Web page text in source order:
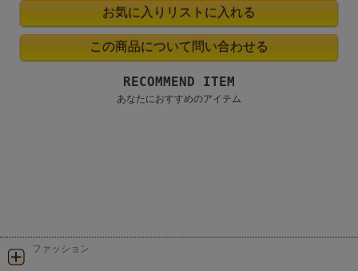
RECOMMEND ITEM
あなたにおすすめのアイテム
ファッション